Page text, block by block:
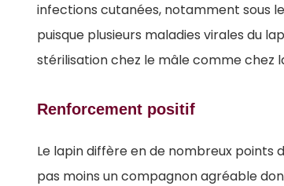
infections cutanées, notamment sous
puisque plusieurs maladies virales du
stérilisation chez le mâle comme chez
Renforcement positif
Le lapin diffère en de nombreux points
pas moins un compagnon agréable